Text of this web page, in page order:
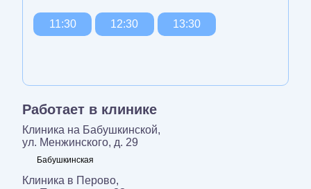
11:30 12:30 13:30
Работает в клинике
Клиника на Бабушкинской,
ул. Менжинского, д. 29
Бабушкинская
Клиника в Перово,